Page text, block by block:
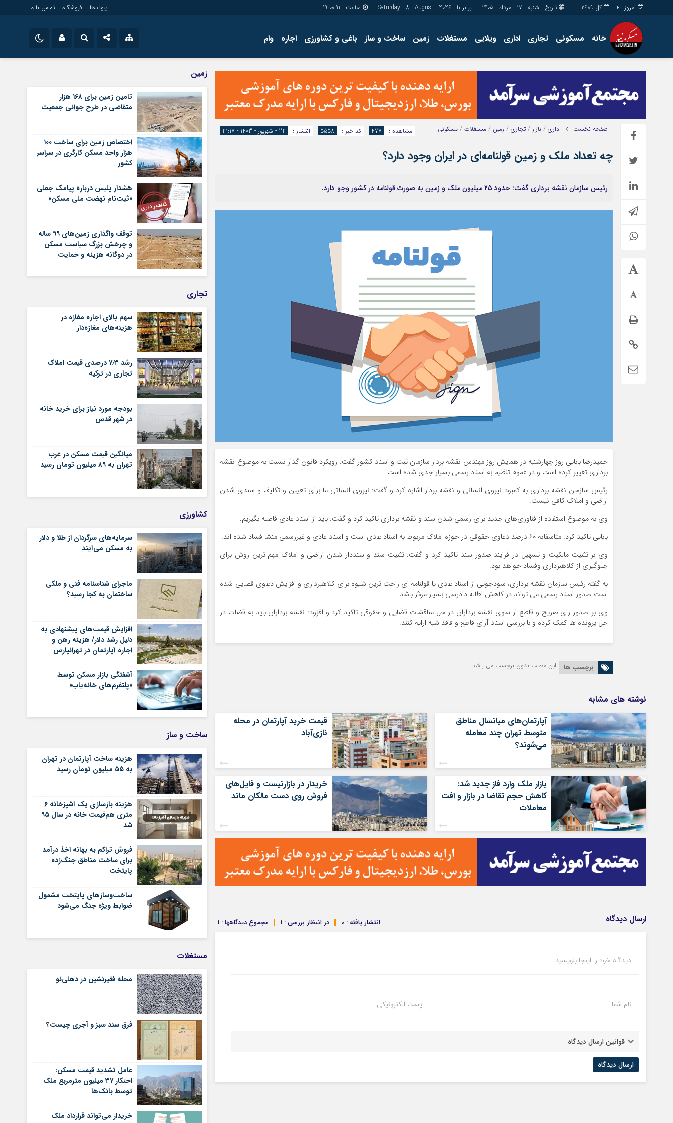
کل 2689 امروز 4 تاریخ : شنبه - ۱۷ - مرداد - ۱۴۰۵ برابر با : Saturday - 8 - August - 2026 ساعت : 19:00:11 پیوندها فروشگاه تماس با ما
خانه مسکونی تجاری اداری ویلایی مستغلات زمین ساخت و ساز باغی و کشاورزی اجاره وام
سروش
ایتا
آپارات
اپلیکیشن
رمز عبور
مرا به خاطر بسپار
اداری
تجاری
ساخت و ساز
چند رسانه
گالری فیلم
گالری عکس
حساب مشتری
دسترسی سریع
تماس با ما
پیوندهای سایت
سبد خريد
برگه دو ستونه
پیوندها
گروه اجتماعی
گروه اقتصاد
گروه فرهنگ
تجاری
زمین
ساخت و ساز
صفحه نخست اداری / بازار / تجاری / زمین / مستغلات / مسکونی انتشار : 22 - شهریور - 1403 - 21:17 کد خبر : 5558 مشاهده : 477
چه تعداد ملک و زمین قولنامه‌ای در ایران وجود دارد؟
رئیس سازمان نقشه برداری گفت: حدود ۲۵ میلیون ملک و زمین به صورت قولنامه در کشور وجو دارد.
حمیدرضا بابایی روز چهارشنبه در همایش روز مهندس نقشه بردار سازمان ثبت و اسناد کشور گفت: رویکرد قانون گذار نسبت به موضوع نقشه
برداری تغییر کرده است و در عموم تنظیم به اسناد رسمی بسیار جدی شده است.
رئیس سازمان نقشه برداری به کمبود نیروی انسانی و نقشه بردار اشاره کرد و گفت: نیروی انسانی ما برای تعیین و تکلیف و سندی شدن
اراضی و املاک کافی نیست.
وی به موضوع استفاده از فناوری‌های جدید برای رسمی شدن سند و نقشه برداری تاکید کرد و گفت: باید از اسناد عادی فاصله بگیریم.
بابایی تاکید کرد: متاسفانه ۶۰ درصد دعاوی حقوقی در حوزه املاک مربوط به اسناد عادی است و اسناد عادی و غیررسمی منشا فساد شده اند.
وی بر تثبیت مالکیت و تسهیل در فرایند صدور سند تاکید کرد و گفت: تثبیت سند و سنددار شدن اراضی و املاک مهم ترین روش برای
جلوگیری از کلاهبرداری وفساد خواهد بود.
به گفته رئیس سازمان نقشه برداری، سودجویی از اسناد عادی یا قولنامه ای راحت ترین شیوه برای کلاهبرداری و افزایش دعاوی قضایی شده
است ‌صدور اسناد رسمی می تواند در کاهش اطاله دادرسی بسیار موثر باشد.
وی بر صدور رای صریح و قاطع از سوی نقشه برداران در حل مناقشات قضایی و حقوقی تاکید کرد و افزود: نقشه برداران باید به قضات در
حل پرونده ها کمک کرده و با بررسی اسناد آرای قاطع و فاقد شبه ارایه کنند.
برچسب ها این مطلب بدون برچسب می باشد.
نوشته های مشابه
آپارتمان‌های میانسال‌ مناطق
متوسط تهران چند معامله
می‌شوند؟
قیمت خرید آپارتمان در محله
نازی‌آباد
بازار ملک وارد فاز جدید شد:
کاهش حجم تقاضا در بازار و افت
معاملات
خریدار در بازارنیست و فایل‌های
فروش روی دست مالکان ماند
ارسال دیدگاه مجموع دیدگاهها : 1 در انتظار بررسی : 1 انتشار یافته : 0
دیدگاه خود را اینجا بنویسید
نام شما پست الکترونیکی
قوانین ارسال دیدگاه
زمین
تامین زمین برای ۱۶۸ هزار
متقاضی در طرح جوانی جمعیت
اختصاص زمین برای ساخت ۱۰۰
هزار واحد مسکن کارگری در سراسر
کشور
هشدار پلیس درباره پیامک جعلی
«ثبت‌نام نهضت ملی مسکن»
توقف واگذاری زمین‌های ۹۹ ساله
و چرخش بزرگ سیاست مسکن
در دوگانه هزینه و حمایت
تجاری
سهم بالای اجاره‌‌ مغازه در
هزینه‌‌های مغازه‌‌دار
رشد ۷٫۳ درصدی قیمت‌ املاک
تجاری در ترکیه
بودجه مورد نیاز برای خرید خانه
در شهر قدس
میانگین قیمت مسکن در غرب
تهران به ۸۹ میلیون تومان رسید
کشاورزی
سرمایه‌های سرگردان از طلا و دلار
به مسکن می‌آیند
ماجرای شناسنامه‌ فنی و ملکی
ساختمان به کجا رسید؟
افزایش قیمت‌های پیشنهادی به
دلیل رشد دلار/ هزینه رهن و
اجاره آپارتمان در تهرانپارس
آشفتگی بازار مسکن توسط
«پلتفرم‌های خانه‌یاب»
ساخت و ساز
هزینه ساخت آپارتمان در تهران
به ۵۵ میلیون تومان رسید
هزینه بازسازی یک آشپزخانه ۶
متری هم‌قیمت خانه در سال ۹۵
شد
فروش تراکم به بهانه اخذ درآمد
برای ساخت مناطق جنگ‌زده
پایتخت
ساخت‌وسازهای پایتخت مشمول
ضوابط ویژه جنگ می‌شود
مستغلات
محله فقیرنشین در دهلی‏‌نو
فرق سند سبز و آجری چیست؟
عامل تشدید قیمت مسکن:
احتکار ۳۷ میلیون مترمربع ملک
توسط بانک‌ها
خریدار می‌تواند قرارداد ملک